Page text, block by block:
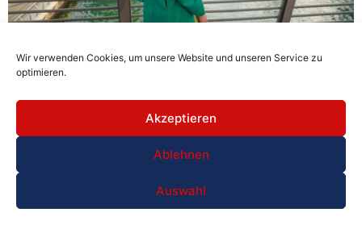
Wir verwenden Cookies, um unsere Website und unseren Service zu
optimieren.
Akzeptieren
Ablehnen
Auswahl